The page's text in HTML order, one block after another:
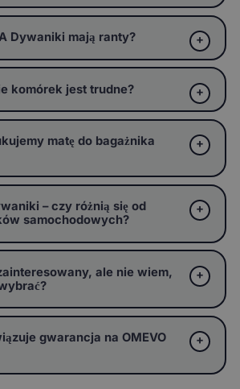
Dywaniki mają ranty?
komórek jest trudne?
matę do bagażnika
– czy różnią się od
samochodowych?
ale nie wiem,
gwarancja na OMEVO